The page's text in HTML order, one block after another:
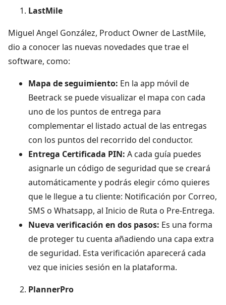
LastMile
Miguel Angel González, Product Owner de LastMile,
dio a conocer las nuevas novedades que trae el
software, como:
Mapa de seguimiento: En la app móvil de
Beetrack se puede visualizar el mapa con cada
uno de los puntos de entrega para
complementar el listado actual de las entregas
con los puntos del recorrido del conductor.
Entrega Certificada PIN: A cada guía puedes
asignarle un código de seguridad que se creará
automáticamente y podrás elegir cómo quieres
que le llegue a tu cliente: Notificación por Correo,
SMS o Whatsapp, al Inicio de Ruta o Pre-Entrega.
Nueva verificación en dos pasos: Es una forma
de proteger tu cuenta añadiendo una capa extra
de seguridad. Esta verificación aparecerá cada
vez que inicies sesión en la plataforma.
PlannerPro